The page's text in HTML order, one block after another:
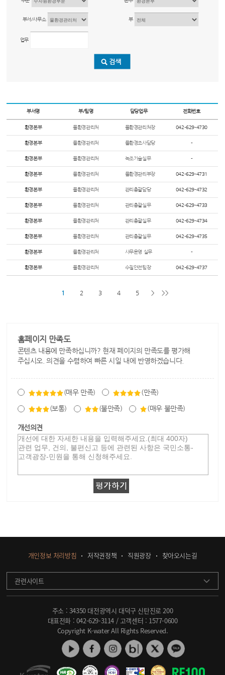
부서/사무소 부
업무
부서명 부/팀명 담당업무 전화번호
환경본부 물환경관리처 물환경관리처장 042-629-4730
환경본부 물환경관리처 물환경조사담당 -
환경본부 물환경관리처 녹조기술실무 -
환경본부 물환경관리처 물환경관리부장 042-629-4731
환경본부 물환경관리처 관리총괄담당 042-629-4732
환경본부 물환경관리처 관리총괄실무 042-629-4733
환경본부 물환경관리처 관리총괄실무 042-629-4734
환경본부 물환경관리처 관리총괄실무 042-629-4735
환경본부 물환경관리처 사무운영 실무 -
환경본부 물환경관리처 수질안전팀장 042-629-4737
1 2 3 4 5 > >>
홈페이지 만족도
콘텐츠 내용에 만족하십니까? 현재 페이지의 만족도를 평가해
주십시오. 의견을 수렴하여 빠른 시일 내에 반영하겠습니다.
(매우 만족) (만족)
(보통) (불만족) (매우 불만족)
개선의견
개인정보 처리방침 저작권정책 직원광장 찾아오시는길
관련사이트
주소 : 34350 대전광역시 대덕구 신탄진로 200
대표전화 : 042-629-3114 / 고객센터 : 1577-0600
Copyright K-water All Rights Reserved.